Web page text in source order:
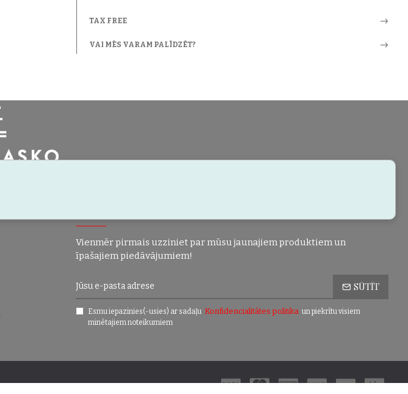
TAX FREE
VAI MĒS VARAM PALĪDZĒT?
Vienmēr pirmais uzziniet par mūsu jaunajiem produktiem un
īpašajiem piedāvājumiem!
SŪTĪT
Esmu iepazinies(-usies) ar sadaļu Konfidencialitātes politika un piekrītu visiem
minētajiem noteikumiem